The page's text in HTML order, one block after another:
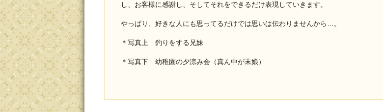
し、お客様に感謝し、そしてそれをできるだけ表現していきます。
やっぱり、好きな人にも思ってるだけでは思いは伝わりませんから…。
＊写真上 釣りをする兄妹
＊写真下 幼稚園の夕涼み会（真ん中が末娘）